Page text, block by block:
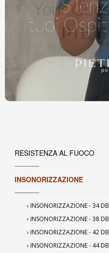
RESISTENZA AL FUOCO
INSONORIZZAZIONE
› INSONORIZZAZIONE - 34 DB
› INSONORIZZAZIONE - 38 DB
› INSONORIZZAZIONE - 42 DB
› INSONORIZZAZIONE - 44 DB